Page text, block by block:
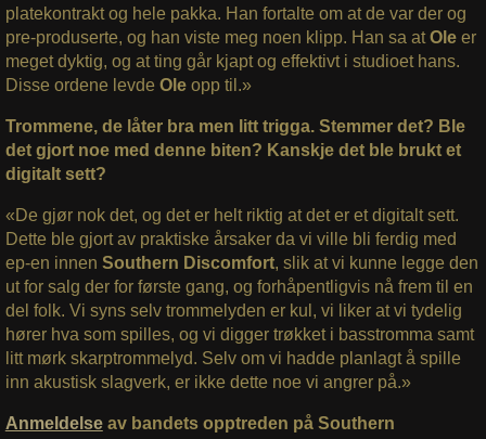
platekontrakt og hele pakka. Han fortalte om at de var der og
pre-produserte, og han viste meg noen klipp. Han sa atOle er
meget dyktig, og at ting går kjapt og effektivt i studioet hans.
Disse ordene levde Oleopp til.»
Trommene, de låter bra men litt trigga. Stemmer det? Ble
det gjort noe med denne biten? Kanskje det ble brukt et
digitalt sett?
«De gjør nok det, og det er helt riktig at det er et digitalt sett.
Dette ble gjort av praktiske årsaker da vi ville bli ferdig med
ep-en innen Southern Discomfort, slik at vi kunne legge den
ut for salg der for første gang, og forhåpentligvis nå frem til en
del folk. Vi syns selv trommelyden er kul, vi liker at vi tydelig
hører hva som spilles, og vi digger trøkket i basstromma samt
litt mørk skarptrommelyd. Selv om vi hadde planlagt å spille
inn akustisk slagverk, er ikke dette noe vi angrer på.»
Anmeldelseav bandets opptreden på Southern